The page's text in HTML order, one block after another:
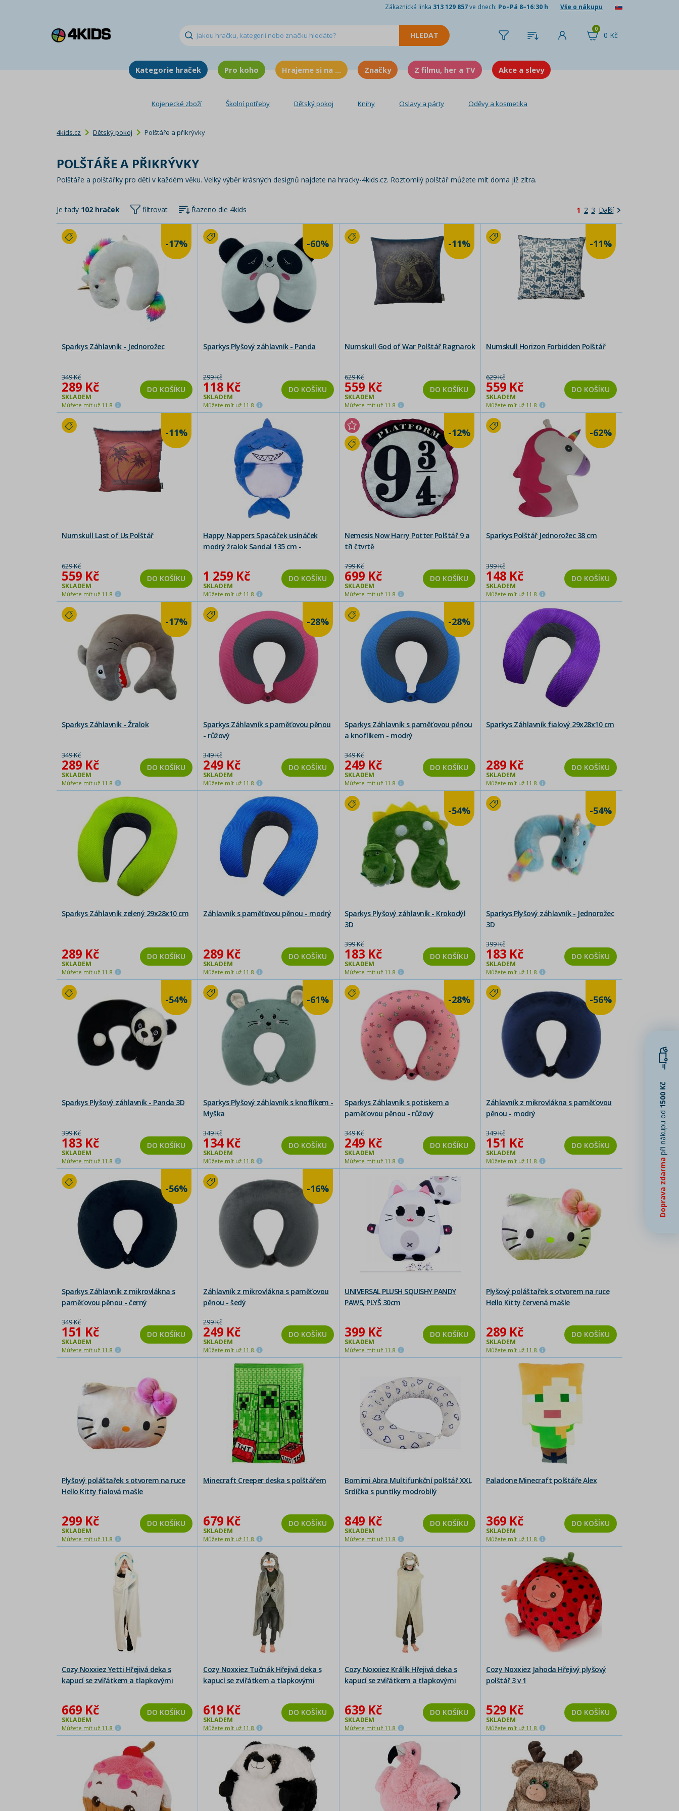
Zákaznická linka 313 129 857ve dnech: Po–Pá 8–16:30 h Vše o nákupu
0 Kč
0
Kategorie hraček Pro koho Hrajeme si na ... Značky Z filmu, her a TV Akce a slevy
Kojenecké zboží Školní potřeby Dětský pokoj Knihy Oslavy a párty Oděvy a kosmetika
4kids.cz Dětský pokoj Polštáře a přikrývky
POLŠTÁŘE A PŘIKRÝVKY
Polštáře a polštářky pro děti v každém věku. Velký výběr krásných designů najdete na hracky-4kids.cz. Roztomilý polštář můžete mít doma již zítra.
Je tady 102 hraček filtrovat Řazeno dle 4kids 1 2 3 Další
Sparkys Záhlavník - Jednorožec
349 Kč
289 Kč
SKLADEM
Můžete mít už 11.8.
DO KOŠÍKU
-17%
Sparkys Plyšový záhlavník - Panda
299 Kč
118 Kč
SKLADEM
Můžete mít už 11.8.
DO KOŠÍKU
-60%
Numskull God of War Polštář Ragnarok
629 Kč
559 Kč
SKLADEM
Můžete mít už 11.8.
DO KOŠÍKU
-11%
Numskull Horizon Forbidden Polštář
629 Kč
559 Kč
SKLADEM
Můžete mít už 11.8.
DO KOŠÍKU
-11%
Numskull Last of Us Polštář
629 Kč
559 Kč
SKLADEM
Můžete mít už 11.8.
DO KOŠÍKU
-11%
Happy Nappers Spacáček usínáček
modrý žralok Sandal 135 cm -
1 259 Kč
SKLADEM
Můžete mít už 11.8.
DO KOŠÍKU
Nemesis Now Harry Potter Polštář 9 a
tři čtvrtě
799 Kč
699 Kč
SKLADEM
Můžete mít už 11.8.
DO KOŠÍKU
-12%
Sparkys Polštář Jednorožec 38 cm
399 Kč
148 Kč
SKLADEM
Můžete mít už 11.8.
DO KOŠÍKU
-62%
Sparkys Záhlavník - Žralok
349 Kč
289 Kč
SKLADEM
Můžete mít už 11.8.
DO KOŠÍKU
-17%
Sparkys Záhlavník s paměťovou pěnou
- růžový
349 Kč
249 Kč
SKLADEM
Můžete mít už 11.8.
DO KOŠÍKU
-28%
Sparkys Záhlavník s paměťovou pěnou
a knoflíkem - modrý
349 Kč
249 Kč
SKLADEM
Můžete mít už 11.8.
DO KOŠÍKU
-28%
Sparkys Záhlavník fialový 29x28x10 cm
289 Kč
SKLADEM
Můžete mít už 11.8.
DO KOŠÍKU
Sparkys Záhlavník zelený 29x28x10 cm
289 Kč
SKLADEM
Můžete mít už 11.8.
DO KOŠÍKU
Záhlavník s paměťovou pěnou - modrý
289 Kč
SKLADEM
Můžete mít už 11.8.
DO KOŠÍKU
Sparkys Plyšový záhlavník - Krokodýl
3D
399 Kč
183 Kč
SKLADEM
Můžete mít už 11.8.
DO KOŠÍKU
-54%
Sparkys Plyšový záhlavník - Jednorožec
3D
399 Kč
183 Kč
SKLADEM
Můžete mít už 11.8.
DO KOŠÍKU
-54%
Sparkys Plyšový záhlavník - Panda 3D
399 Kč
183 Kč
SKLADEM
Můžete mít už 11.8.
DO KOŠÍKU
-54%
Sparkys Plyšový záhlavník s knoflíkem -
Myška
349 Kč
134 Kč
SKLADEM
Můžete mít už 11.8.
DO KOŠÍKU
-61%
Sparkys Záhlavník s potiskem a
paměťovou pěnou - růžový
349 Kč
249 Kč
SKLADEM
Můžete mít už 11.8.
DO KOŠÍKU
-28%
Záhlavník z mikrovlákna s paměťovou
pěnou - modrý
349 Kč
151 Kč
SKLADEM
Můžete mít už 11.8.
DO KOŠÍKU
-56%
Sparkys Záhlavník z mikrovlákna s
paměťovou pěnou - černý
349 Kč
151 Kč
SKLADEM
Můžete mít už 11.8.
DO KOŠÍKU
-56%
Záhlavník z mikrovlákna s paměťovou
pěnou - šedý
299 Kč
249 Kč
SKLADEM
Můžete mít už 11.8.
DO KOŠÍKU
-16%
UNIVERSAL PLUSH SQUISHY PANDY
PAWS, PLYŠ 30cm
399 Kč
SKLADEM
Můžete mít už 11.8.
DO KOŠÍKU
Plyšový poláštařek s otvorem na ruce
Hello Kitty červená mašle
289 Kč
SKLADEM
Můžete mít už 11.8.
DO KOŠÍKU
Plyšový poláštařek s otvorem na ruce
Hello Kitty fialová mašle
299 Kč
SKLADEM
Můžete mít už 11.8.
DO KOŠÍKU
Minecraft Creeper deska s polštářem
679 Kč
SKLADEM
Můžete mít už 11.8.
DO KOŠÍKU
Bomimi Abra Multifunkční polštář XXL
Srdíčka s puntíky modrobílý
849 Kč
SKLADEM
Můžete mít už 11.8.
DO KOŠÍKU
Paladone Minecraft polštáře Alex
369 Kč
SKLADEM
Můžete mít už 11.8.
DO KOŠÍKU
Cozy Noxxiez Yetti Hřejivá deka s
kapucí se zvířátkem a tlapkovými
669 Kč
SKLADEM
Můžete mít už 11.8.
DO KOŠÍKU
Cozy Noxxiez Tučnák Hřejivá deka s
kapucí se zvířátkem a tlapkovými
619 Kč
SKLADEM
Můžete mít už 11.8.
DO KOŠÍKU
Cozy Noxxiez Králík Hřejivá deka s
kapucí se zvířátkem a tlapkovými
639 Kč
SKLADEM
Můžete mít už 11.8.
DO KOŠÍKU
Cozy Noxxiez Jahoda Hřejivý plyšový
polštář 3 v 1
529 Kč
SKLADEM
Můžete mít už 11.8.
DO KOŠÍKU
Doprava zdarma
při nákupu od
1500 Kč